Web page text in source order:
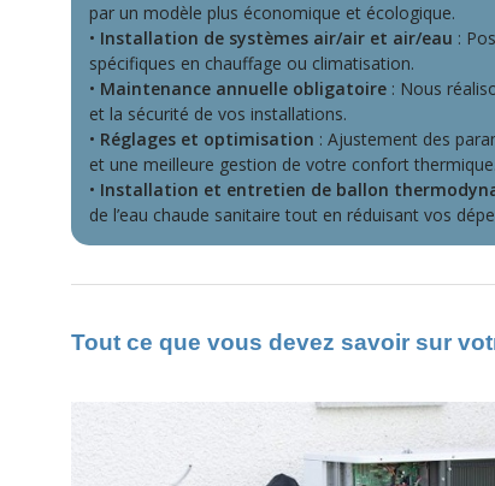
par un modèle plus économique et écologique.
• Installation de systèmes air/air et air/eau :
spécifiques en chauffage ou climatisation.
• Maintenance annuelle obligatoire : Nous
et la sécurité de vos installations.
• Réglages et optimisation : Ajustement des
et une meilleure gestion de votre confort thermique.
• Installation et entretien de ballon
de l’eau chaude sanitaire tout en réduisant vos
Tout ce que vous devez savoir sur